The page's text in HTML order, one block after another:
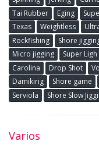
Tai Rubber
Eging
Texas
Weightless
Rockfishing
Shore
Micro jigging
Super Ligh
Carolina
Drop Shot
Damikirig
Shore game
Serviola
Shore Slow
Varios